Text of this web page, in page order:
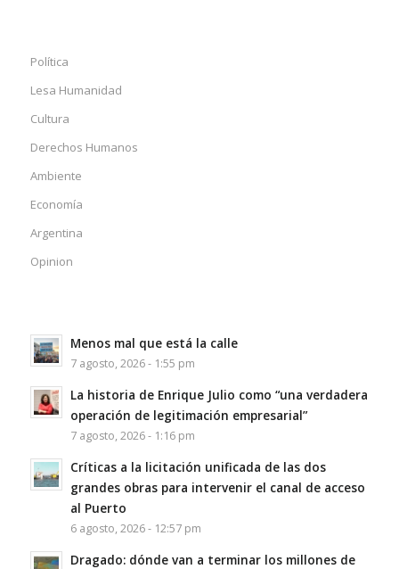
Política
Lesa Humanidad
Cultura
Derechos Humanos
Ambiente
Economía
Argentina
Opinion
Menos mal que está la calle
7 agosto, 2026 - 1:55 pm
La historia de Enrique Julio como “una verdadera
operación de legitimación empresarial”
7 agosto, 2026 - 1:16 pm
Críticas a la licitación unificada de las dos
grandes obras para intervenir el canal de acceso
al Puerto
6 agosto, 2026 - 12:57 pm
Dragado: dónde van a terminar los millones de